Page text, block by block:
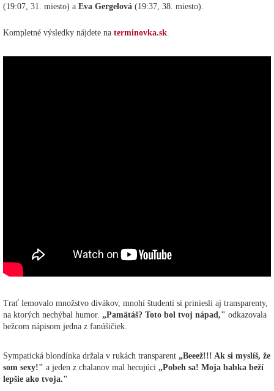
(19:07, 31. miesto) a Eva Gergelová (19:37, 38. miesto).
Kompletné výsledky nájdete na terminovka.sk
Trať lemovalo množstvo divákov, mnohí študenti si priniesli aj transparenty,
na ktorých nechýbal humor. „Pamätáš? Toto bol tvoj nápad," odkazovala
bežcom nápisom jedna z fanúšičiek.
Sympatická blondínka držala v rukách transparent „Beeež!!! Ak si myslíš, že
som sexy!" a jeden z chalanov mal hecujúci „Pobeh sa! Moja babka beží
lepšie ako tvoja."